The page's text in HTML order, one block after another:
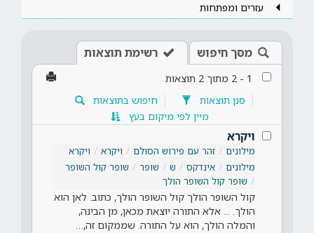
עזרים ומפתחות
מסך חיפוש רשימת תוצאות
1
-
2 מתוך 2 תוצאות
סנן תוצאות
חיפוש בתוצאות
מיין לפי מיקום בעץ
ויקרא
מילונים זהר עם פירוש הסולם ויקרא
ויקרא
מילונים
אינדקס ש שופר
שופר קול השופר
שופר קול השופר הולך
קול השופר הולך קול השופר הולך, כתוב. לאן הוא
הולך. ... אלא התורה יוצאת מכאן, מן הבינה,
והמלה הולך, הוא על התורה. שממקום זה,…